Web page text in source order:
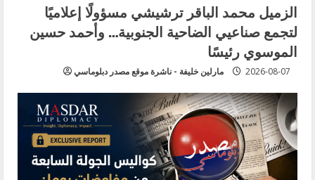
الزميل محمد الباقر ترشيشي مسؤولًا إعلاميًا
لتجمع صناعيي الضاحية الجنوبية… وأحمد حسين
الموسوي رئيسًا
مارلين خليفة - ناشرة موقع مصدر دبلوماسي 2026-08-07